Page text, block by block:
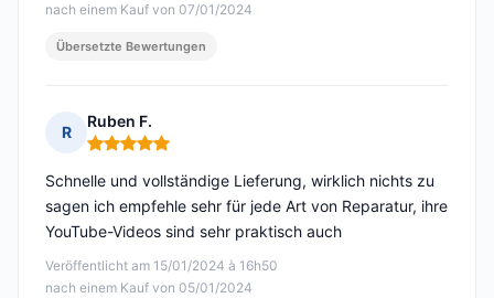
nach einem Kauf von 07/01/2024
Übersetzte Bewertungen
R
Ruben F.
Hinweis: 5 von 5
Veröffentlicht am 15/01/2024 à 16h50
nach einem Kauf von 05/01/2024
Schnelle und vollständige Lieferung, wirklich nichts zu
sagen ich empfehle sehr für jede Art von Reparatur, ihre
YouTube-Videos sind sehr praktisch auch